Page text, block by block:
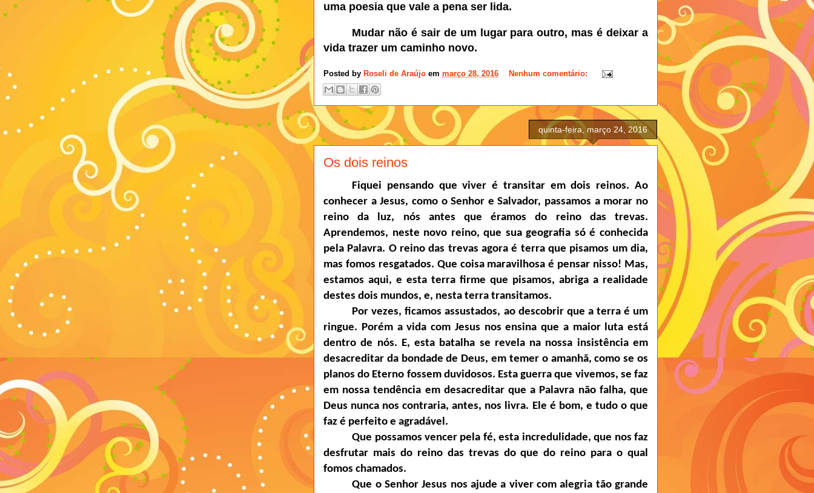
uma poesia que vale a pena ser lida.
Mudar não é sair de um lugar para outro, mas é deixar a
vida trazer um caminho novo.
Posted by Roseli de Araújo em março 28, 2016 Nenhum comentário:
quinta-feira, março 24, 2016
Os dois reinos
Fiquei pensando que viver é transitar em dois reinos. Ao
conhecer a Jesus, como o Senhor e Salvador, passamos a morar no
reino da luz, nós antes que éramos do reino das trevas.
Aprendemos, neste novo reino, que sua geografia só é conhecida
pela Palavra. O reino das trevas agora é terra que pisamos um dia,
mas fomos resgatados. Que coisa maravilhosa é pensar nisso! Mas,
estamos aqui, e esta terra firme que pisamos, abriga a realidade
destes dois mundos, e, nesta terra transitamos.
Por vezes, ficamos assustados, ao descobrir que a terra é um
ringue. Porém a vida com Jesus nos ensina que a maior luta está
dentro de nós. E, esta batalha se revela na nossa insistência em
desacreditar da bondade de Deus, em temer o amanhã, como se os
planos do Eterno fossem duvidosos. Esta guerra que vivemos, se faz
em nossa tendência em desacreditar que a Palavra não falha, que
Deus nunca nos contraria, antes, nos livra. Ele é bom, e tudo o que
faz é perfeito e agradável.
Que possamos vencer pela fé, esta incredulidade, que nos faz
desfrutar mais do reino das trevas do que do reino para o qual
fomos chamados.
Que o Senhor Jesus nos ajude a viver com alegria tão grande